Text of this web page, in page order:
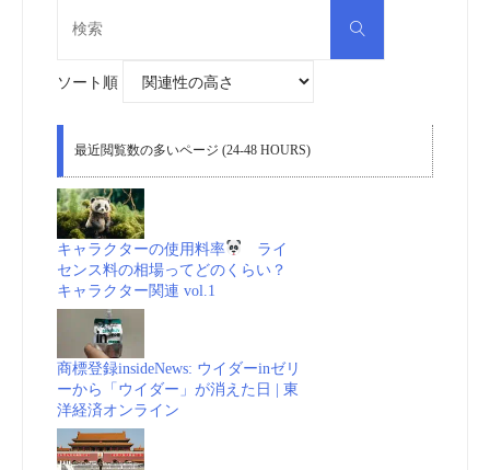
検
ソート順
最近閲覧数の多いページ (24-48 HOURS)
キャラクターの使用料率
ライ
センス料の相場ってどのくらい？
キャラクター関連 vol.1
商標登録insideNews: ウイダーinゼリ
ーから「ウイダー」が消えた日 | 東
洋経済オンライン